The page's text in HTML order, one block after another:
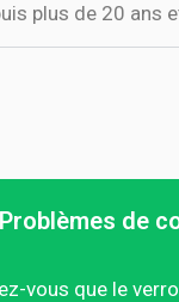
plus de 20 ans
de
vous que le